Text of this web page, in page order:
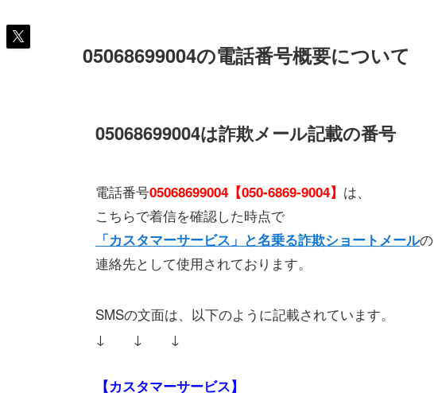
05068699004の電話番号概要について
05068699004は詐欺メール記載の番号
電話番号05068699004【050-6869-9004】 は、
こちらで着信を確認した時点で
「カスタマーサービス」と名乗る詐欺ショートメールの
連絡先として使用されております。
SMSの文面は、以下のように記載されています。
↓ ↓ ↓
【カスタマーサービス】